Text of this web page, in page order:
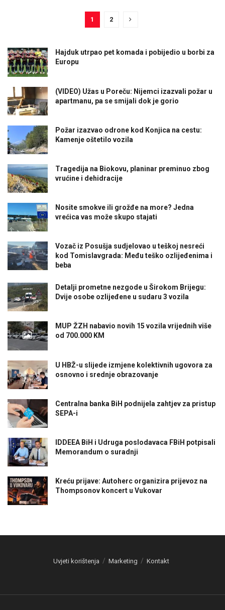
1 2
Hajduk utrpao pet komada i pobijedio u borbi za
Europu
(VIDEO) Užas u Poreču: Nijemci izazvali požar u
apartmanu, pa se smijali dok je gorio
Požar izazvao odrone kod Konjica na cestu:
Kamenje oštetilo vozila
Tragedija na Biokovu, planinar preminuo zbog
vrućine i dehidracije
Nosite smokve ili grožđe na more? Jedna
vrećica vas može skupo stajati
Vozač iz Posušja sudjelovao u teškoj nesreći
kod Tomislavgrada: Među teško ozlijeđenima i
beba
Detalji prometne nezgode u Širokom Brijegu:
Dvije osobe ozlijeđene u sudaru 3 vozila
MUP ŽZH nabavio novih 15 vozila vrijednih više
od 700.000 KM
U HBŽ-u slijede izmjene kolektivnih ugovora za
osnovno i srednje obrazovanje
Centralna banka BiH podnijela zahtjev za pristup
SEPA-i
IDDEEA BiH i Udruga poslodavaca FBiH potpisali
Memorandum o suradnji
Kreću prijave: Autoherc organizira prijevoz na
Thompsonov koncert u Vukovar
Uvjeti korištenja Marketing Kontakt